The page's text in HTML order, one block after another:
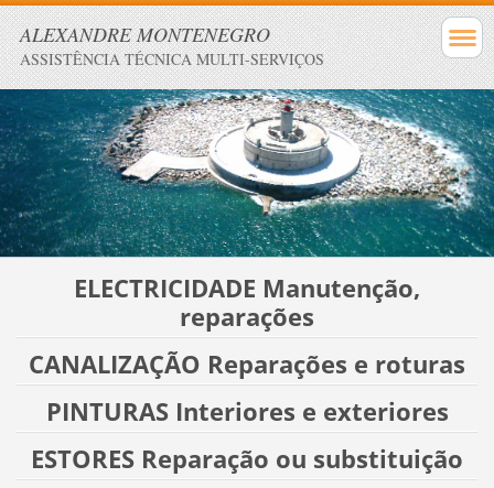
ALEXANDRE MONTENEGRO
ASSISTÊNCIA TÉCNICA MULTI-SERVIÇOS
ELECTRICIDADE Manutenção,
reparações
CANALIZAÇÃO Reparações e roturas
PINTURAS Interiores e exteriores
ESTORES Reparação ou substituição